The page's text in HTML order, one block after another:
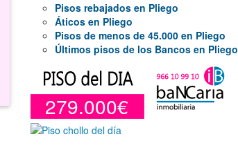
Pisos rebajados en Pliego
Áticos en Pliego
Pisos de menos de 45.000 en Pliego
Últimos pisos de los Bancos en Pliego
279.000€